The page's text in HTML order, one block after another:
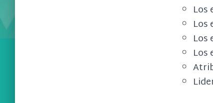
Los
Los
Los
Los